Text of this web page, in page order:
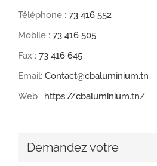
Téléphone : 73 416 552
Mobile : 73 416 505
Fax : 73 416 645
Email: Contact@cbaluminium.tn
Web : https://cbaluminium.tn/
Demandez votre